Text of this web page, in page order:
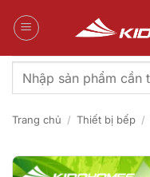
qua
Tìm
kiếm:
Trang chủ / Thiết bị bếp /